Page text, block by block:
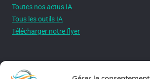
Toutes nos actus IA
Tous les outils IA
Télécharger notre flyer
Autres liens utiles